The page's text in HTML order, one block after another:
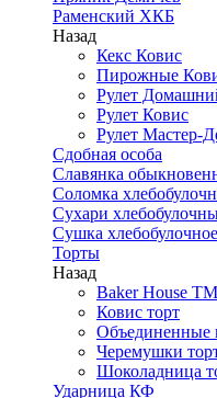
Раменский ХКБ
Назад
Кекс Ковис
Пирожные
Рулет
Рулет Ковис
Рулет Мастер-
Сдобная особа
Славянка
Соломка
Сухари
Сушка
Торты
Назад
Baker House ТМ
Ковис торт
Объединенные
Черемушки
Шоколадница
Ударница КФ